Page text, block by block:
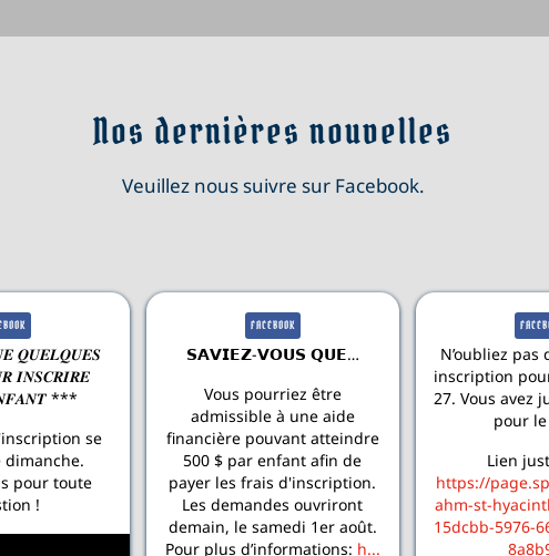
Nos dernières nouvelles
Veuillez nous suivre sur Facebook.
𝑸𝑼𝑬𝑳𝑸𝑼𝑬𝑺
𝑰𝑵𝑺𝑪𝑹𝑰𝑹𝑬
***
se
dimanche.
pour toute
!
𝗦𝗔𝗩𝗜𝗘𝗭-𝗩𝗢𝗨𝗦 𝗤𝗨𝗘…
Vous pourriez être
admissible à une aide
financière pouvant atteindre
500 $ par enfant afin de
payer les frais d'inscription.
Les demandes ouvriront
demain, le samedi 1er août.
Pour plus d’informations: h...
FACEBOOK
N’oubliez
inscription
27. Vous avez
pour
Lien
https://
ahm-st-
15dcbb-5976-